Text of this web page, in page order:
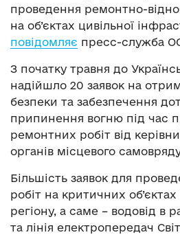
проведення ремонтно-
на об’єктах цивільної
повідомляє пресс-служба
З початку травня до
надійшло 20 заявок на
безпеки та забезпечення
припинення вогню під час
ремонтних робіт від
органів місцевого
Більшість заявок для
робіт на критичних
регіону, а саме – водовід в
та лінія електропередач